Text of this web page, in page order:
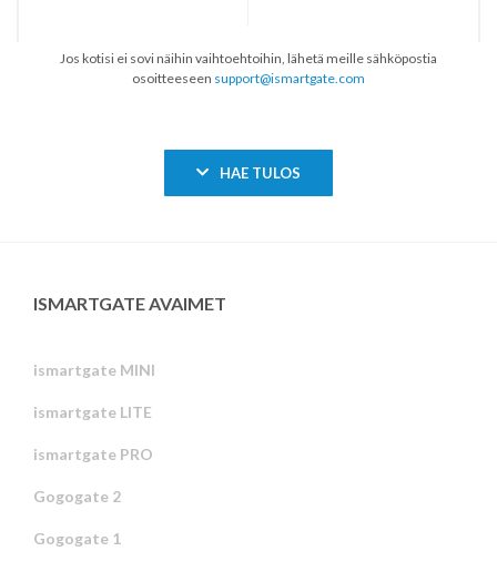
Jos kotisi ei sovi näihin vaihtoehtoihin, lähetä meille sähköpostia
osoitteeseen support@ismartgate.com
HAE TULOS
ISMARTGATE AVAIMET
ismartgate MINI
ismartgate LITE
ismartgate PRO
Gogogate 2
Gogogate 1